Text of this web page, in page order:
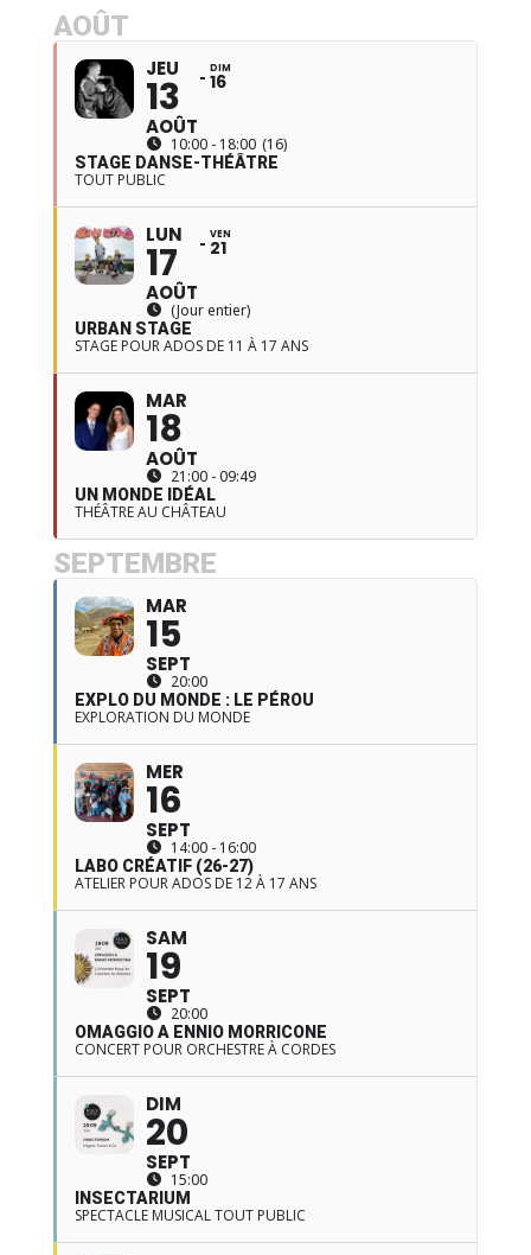
AOÛT
JEU
13
AOÛT
DIM
16
10:00 - 18:00 (16)
STAGE DANSE-THÉÂTRE
TOUT PUBLIC
LUN
17
AOÛT
VEN
21
(Jour entier)
URBAN STAGE
STAGE POUR ADOS DE 11 À 17 ANS
MAR
18
AOÛT
21:00 - 09:49
UN MONDE IDÉAL
THÉÂTRE AU CHÂTEAU
SEPTEMBRE
MAR
15
SEPT
20:00
EXPLO DU MONDE : LE PÉROU
EXPLORATION DU MONDE
MER
16
SEPT
14:00 - 16:00
LABO CRÉATIF (26-27)
ATELIER POUR ADOS DE 12 À 17 ANS
SAM
19
SEPT
20:00
OMAGGIO A ENNIO MORRICONE
CONCERT POUR ORCHESTRE À CORDES
DIM
20
SEPT
15:00
INSECTARIUM
SPECTACLE MUSICAL TOUT PUBLIC